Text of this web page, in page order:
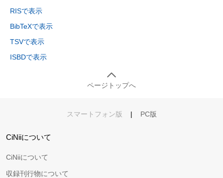
RISで表示
BibTeXで表示
TSVで表示
ISBDで表示
ページトップへ
スマートフォン版 | PC版
CiNiiについて
CiNiiについて
収録刊行物について